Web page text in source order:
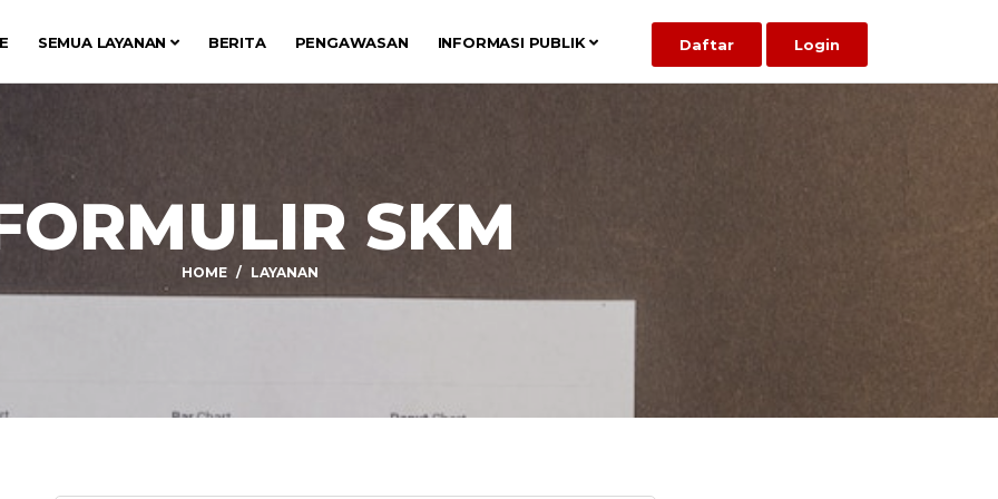
SEMUA LAYANAN BERITA PENGAWASAN INFORMASI PUBLIK Daftar Login
SKM
HOME LAYANAN